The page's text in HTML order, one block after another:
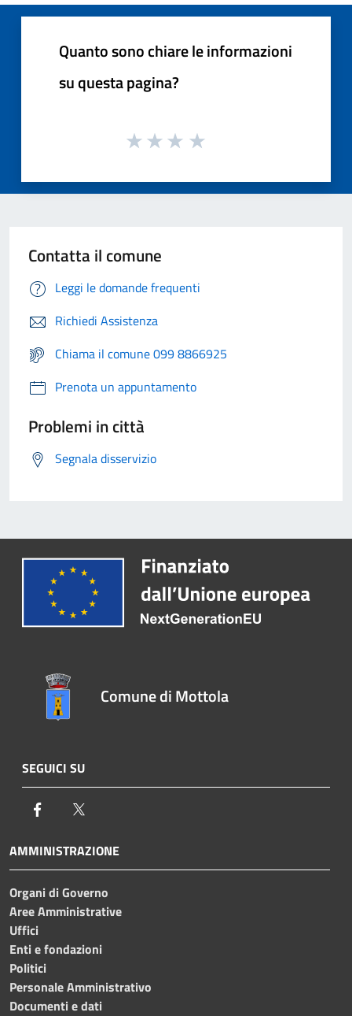
Quanto sono chiare le informazioni
su questa pagina?
Contatta il comune
Leggi le domande frequenti
Richiedi Assistenza
Chiama il comune 099 8866925
Prenota un appuntamento
Problemi in città
Segnala disservizio
Comune di Mottola
SEGUICI SU
Facebook
AMMINISTRAZIONE
Organi di Governo
Aree Amministrative
Uffici
Enti e fondazioni
Politici
Personale Amministrativo
Documenti e dati